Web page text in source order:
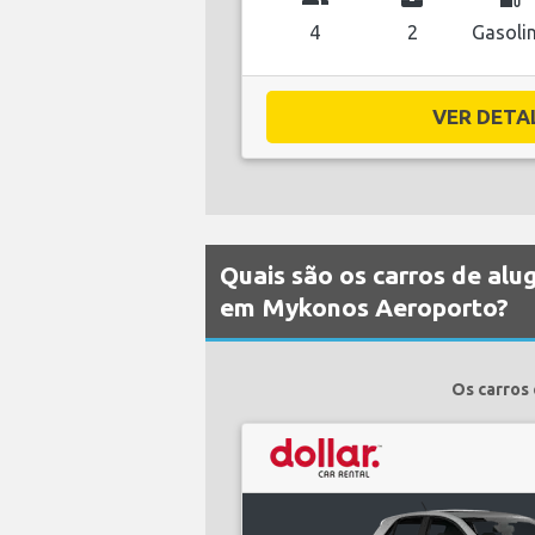
4 2
VER
Quais são os carros de
em Mykonos Aeroporto?
Os